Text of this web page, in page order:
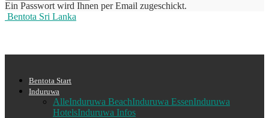
Ein Passwort wird Ihnen per Email zugeschickt.
Bentota Sri Lanka
Bentota Start
Induruwa
AlleInduruwa BeachInduruwa EssenInduruwa
HotelsInduruwa Infos